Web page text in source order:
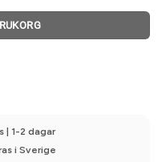
| 1-2 dagar
i Sverige